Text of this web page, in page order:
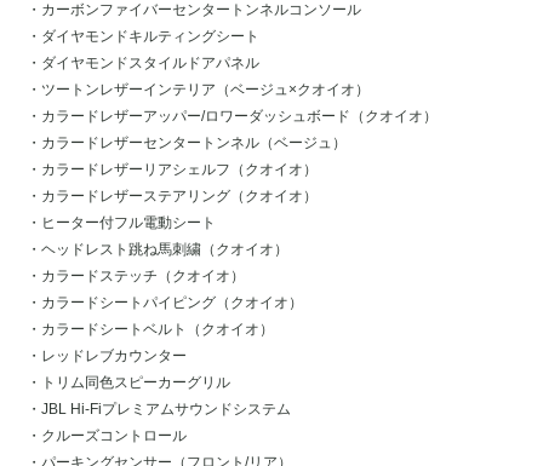
・カーボンファイバーセンタートンネルコンソール
・ダイヤモンドキルティングシート
・ダイヤモンドスタイルドアパネル
・ツートンレザーインテリア（ベージュ×クオイオ）
・カラードレザーアッパー/ロワーダッシュボード（クオイオ）
・カラードレザーセンタートンネル（ベージュ）
・カラードレザーリアシェルフ（クオイオ）
・カラードレザーステアリング（クオイオ）
・ヒーター付フル電動シート
・ヘッドレスト跳ね馬刺繍（クオイオ）
・カラードステッチ（クオイオ）
・カラードシートパイピング（クオイオ）
・カラードシートベルト（クオイオ）
・レッドレブカウンター
・トリム同色スピーカーグリル
・JBL Hi-Fiプレミアムサウンドシステム
・クルーズコントロール
・パーキングセンサー（フロント/リア）